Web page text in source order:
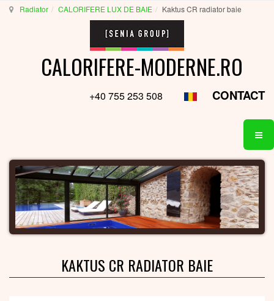
Radiator CALORIFERE LUX DE BAIE Kaktus CR radiator baie
CALORIFERE-MODERNE.RO
+40 755 253 508 CONTACT
KAKTUS CR RADIATOR BAIE